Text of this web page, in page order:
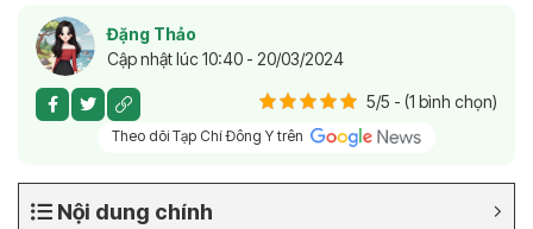
Đặng Thảo
Cập nhật lúc 10:40 - 20/03/2024
5/5 - (1 bình chọn)
Theo dõi Tạp Chí Đông Y trên
Nội dung chính